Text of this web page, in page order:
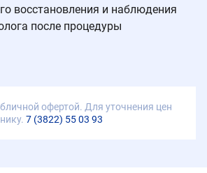
восстановления и наблюдения
после процедуры
офертой. Для уточнения цен
7 (3822) 55 03 93